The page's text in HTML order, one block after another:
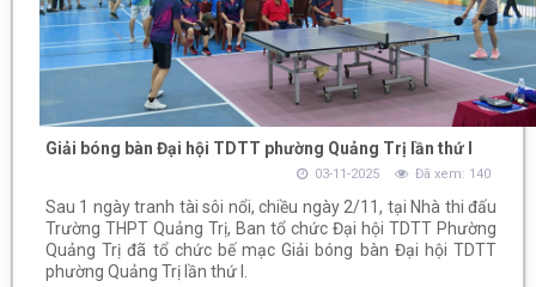
Giải bóng bàn Đại hội TDTT phường Quảng Trị lần thứ I
03-11-2025 Đã xem: 140
Sau 1 ngày tranh tài sôi nổi, chiều ngày 2/11, tại Nhà thi đấu
Trường THPT Quảng Trị, Ban tổ chức Đại hội TDTT Phường
Quảng Trị đã tổ chức bế mạc Giải bóng bàn Đại hội TDTT
phường Quảng Trị lần thứ I.